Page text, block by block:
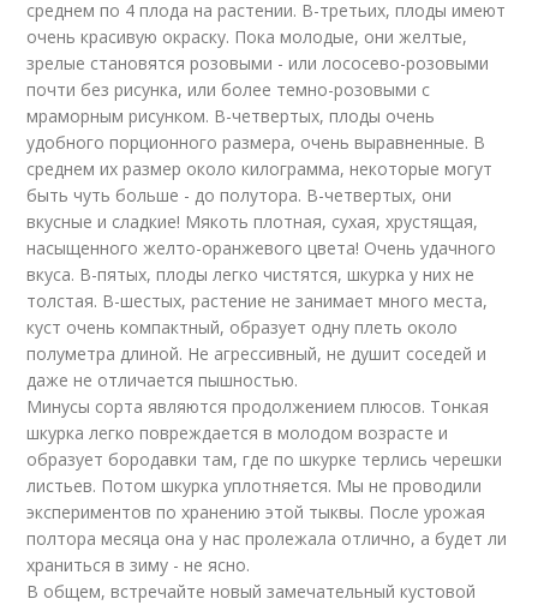
среднем по 4 плода на растении. В-третьих, плоды имеют
очень красивую окраску. Пока молодые, они желтые,
зрелые становятся розовыми - или лососево-розовыми
почти без рисунка, или более темно-розовыми с
мраморным рисунком. В-четвертых, плоды очень
удобного порционного размера, очень выравненные. В
среднем их размер около килограмма, некоторые могут
быть чуть больше - до полутора. В-четвертых, они
вкусные и сладкие! Мякоть плотная, сухая, хрустящая,
насыщенного желто-оранжевого цвета! Очень удачного
вкуса. В-пятых, плоды легко чистятся, шкурка у них не
толстая. В-шестых, растение не занимает много места,
куст очень компактный, образует одну плеть около
полуметра длиной. Не агрессивный, не душит соседей и
даже не отличается пышностью.
Минусы сорта являются продолжением плюсов. Тонкая
шкурка легко повреждается в молодом возрасте и
образует бородавки там, где по шкурке терлись черешки
листьев. Потом шкурка уплотняется. Мы не проводили
экспериментов по хранению этой тыквы. После урожая
полтора месяца она у нас пролежала отлично, а будет ли
храниться в зиму - не ясно.
В общем, встречайте новый замечательный кустовой